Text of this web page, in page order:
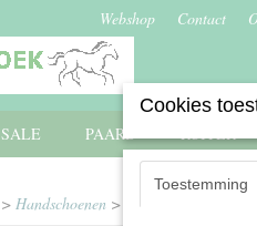
Webshop Contact
SALE PAARD RUITER
> Handschoenen > Harry's Horse
Cookies
Toestemming